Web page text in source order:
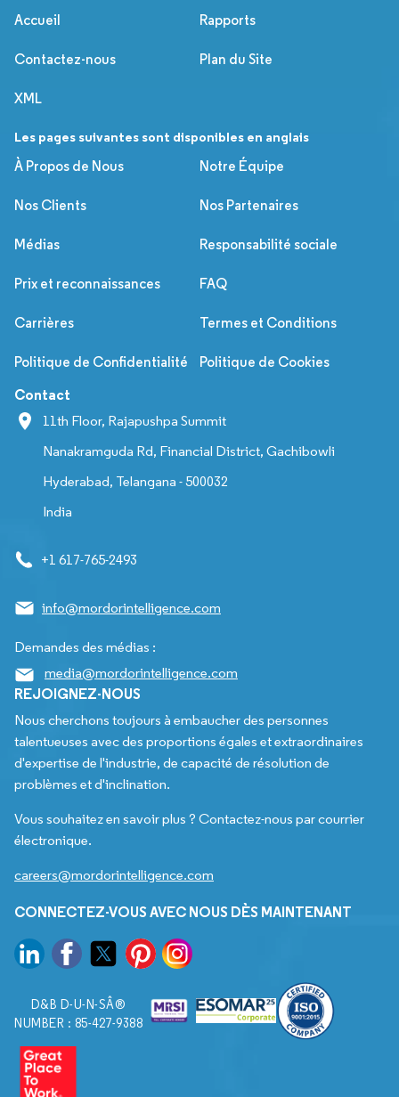
Accueil Rapports
Contactez-nous Plan du Site
XML
Les pages suivantes sont disponibles en anglais
À Propos de Nous
Notre Équipe
Nos Clients Nos Partenaires
Médias Responsabilité sociale
Prix et reconnaissances FAQ
Carrières Termes et Conditions
Politique de Confidentialité Politique de Cookies
Contact
11th Floor, Rajapushpa Summit
Nanakramguda Rd, Financial District, Gachibowli
Hyderabad, Telangana - 500032
India
+1 617-765-2493
info@mordorintelligence.com
Demandes des médias :
media@mordorintelligence.com
REJOIGNEZ-NOUS
Nous cherchons toujours à embaucher des personnes
talentueuses avec des proportions égales et extraordinaires
d'expertise de l'industrie, de capacité de résolution de
problèmes et d'inclination.
Vous souhaitez en savoir plus ? Contactez-nous par courrier
électronique.
careers@mordorintelligence.com
CONNECTEZ-VOUS AVEC NOUS DÈS MAINTENANT
D&B D-U-N-SÂ®
NUMBER : 85-427-9388